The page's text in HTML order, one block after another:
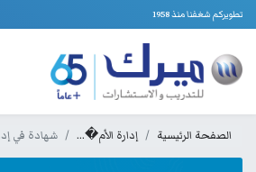
تطويركم شغفنا منذ 1958
الصفحة الرئيسية إدارة الأم�... شهادة في